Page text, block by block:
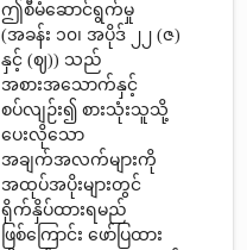
ဤစီမံဆောင်ရွက်မှု
(အခန်း ၁၀၊ အပိုဒ် ၂၂ (ဇ)
နှင့် (ဈ)) သည်
အစားအသောက်နှင့်
စပ်လျဉ်း၍ စားသုံးသူသို့
ပေးလိုသော
အချက်အလက်များကို
အထုပ်အပိုးများတွင်
ရိုက်နှိပ်ထားရမည်
ဖြစ်ကြောင်း ဖော်ပြထား